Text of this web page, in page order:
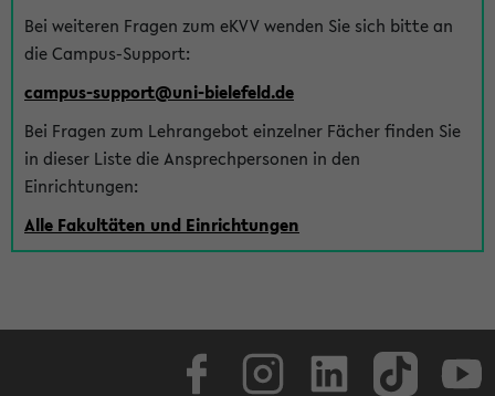
Bei weiteren Fragen zum eKVV wenden Sie sich bitte an
die Campus-Support:
campus-support@uni-bielefeld.de
Bei Fragen zum Lehrangebot einzelner Fächer finden Sie
in dieser Liste die Ansprechpersonen in den
Einrichtungen:
Alle Fakultäten und Einrichtungen